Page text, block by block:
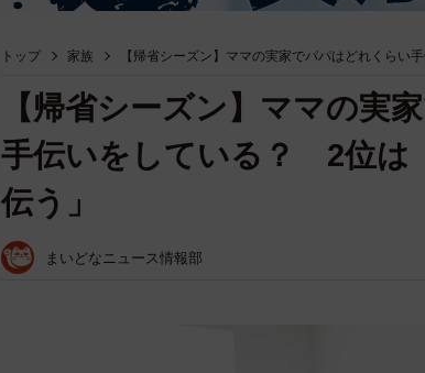
トップ 家族 【帰省シーズン】ママの実家でパパはどれくら
【帰省シーズン】ママの実
手伝いをしている？ 2位は
伝う」
まいどなニュース情報部